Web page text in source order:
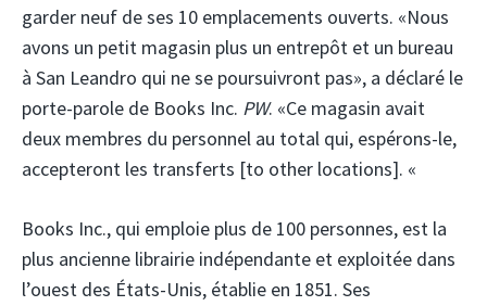
garder neuf de ses 10 emplacements ouverts. «Nous
avons un petit magasin plus un entrepôt et un bureau
à San Leandro qui ne se poursuivront pas», a déclaré le
porte-parole de Books Inc. PW. «Ce magasin avait
deux membres du personnel au total qui, espérons-le,
accepteront les transferts [to other locations]. «
Books Inc., qui emploie plus de 100 personnes, est la
plus ancienne librairie indépendante et exploitée dans
l’ouest des États-Unis, établie en 1851. Ses